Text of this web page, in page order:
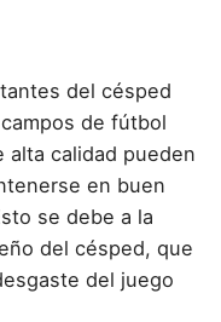
del césped
de fútbol
calidad pueden
en buen
se debe a la
del césped, que
del juego